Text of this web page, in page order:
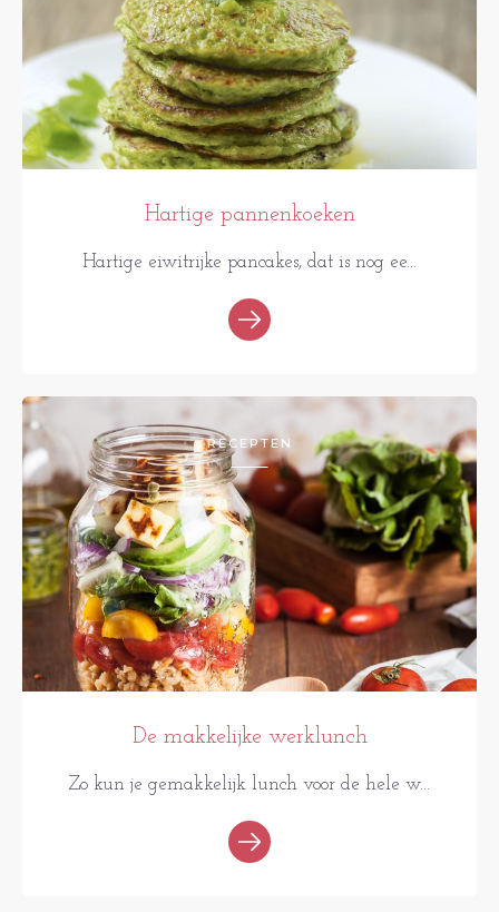
Hartige pannenkoeken
Hartige eiwitrijke pancakes, dat is nog ee...
RECEPTEN
De makkelijke werklunch
Zo kun je gemakkelijk lunch voor de hele w...